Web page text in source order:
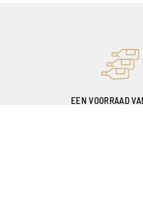
EEN VOORRAAD